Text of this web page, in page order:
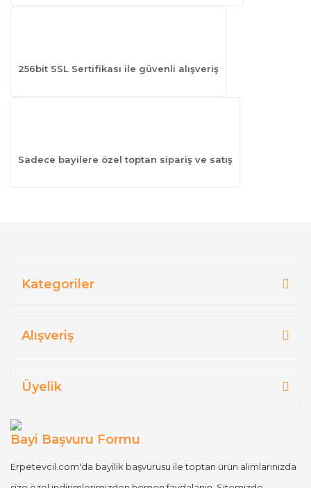
256bit SSL Sertifikası ile güvenli alışveriş
Sadece bayilere özel toptan sipariş ve satış
Kategoriler
Alışveriş
Üyelik
Bayi Başvuru Formu
Erpetevcil.com'da bayilik başvurusu ile toptan ürün alımlarınızda